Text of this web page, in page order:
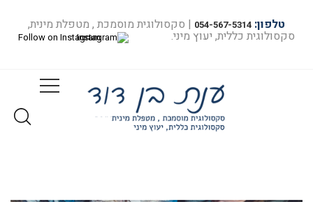
טלפון: 054-567-5314 | סקסולוגית מוסמכת , מטפלת מינית,
סקסולוגית כללית, יעוץ מיני. Follow on Instagram
שפיכה מוקדמת מה זה
בית שפיכה מוקדמת מה זה...